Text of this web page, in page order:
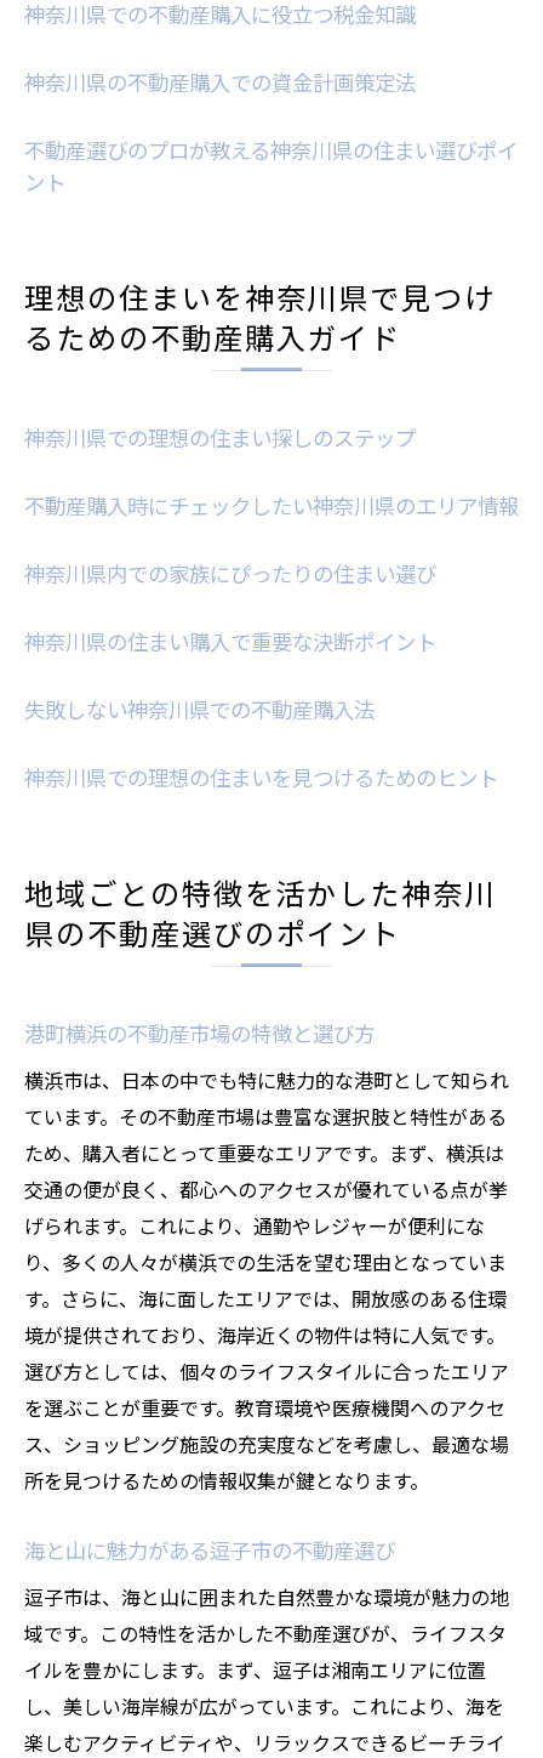
神奈川県での不動産購入に役立つ税金知識
神奈川県の不動産購入での資金計画策定法
不動産選びのプロが教える神奈川県の住まい選びポイ
ント
理想の住まいを神奈川県で見つけ
るための不動産購入ガイド
神奈川県での理想の住まい探しのステップ
不動産購入時にチェックしたい神奈川県のエリア情報
神奈川県内での家族にぴったりの住まい選び
神奈川県の住まい購入で重要な決断ポイント
失敗しない神奈川県での不動産購入法
神奈川県での理想の住まいを見つけるためのヒント
地域ごとの特徴を活かした神奈川
県の不動産選びのポイント
港町横浜の不動産市場の特徴と選び方
横浜市は、日本の中でも特に魅力的な港町として知られ
ています。その不動産市場は豊富な選択肢と特性がある
ため、購入者にとって重要なエリアです。まず、横浜は
交通の便が良く、都心へのアクセスが優れている点が挙
げられます。これにより、通勤やレジャーが便利にな
り、多くの人々が横浜での生活を望む理由となっていま
す。さらに、海に面したエリアでは、開放感のある住環
境が提供されており、海岸近くの物件は特に人気です。
選び方としては、個々のライフスタイルに合ったエリア
を選ぶことが重要です。教育環境や医療機関へのアクセ
ス、ショッピング施設の充実度などを考慮し、最適な場
所を見つけるための情報収集が鍵となります。
海と山に魅力がある逗子市の不動産選び
逗子市は、海と山に囲まれた自然豊かな環境が魅力の地
域です。この特性を活かした不動産選びが、ライフスタ
イルを豊かにします。まず、逗子は湘南エリアに位置
し、美しい海岸線が広がっています。これにより、海を
楽しむアクティビティや、リラックスできるビーチライ